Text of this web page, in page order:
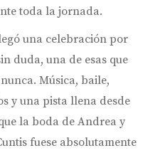
toda la jornada.
una celebración por
duda, una de esas que
Música, baile,
y una pista llena desde
la boda de Andrea y
fuese absolutamente